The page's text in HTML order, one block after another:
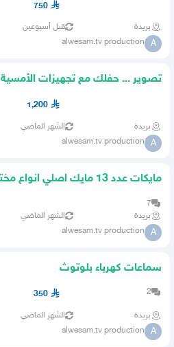
750
بريدة قبل أسبوعين
A
alwesam.tv production
تصوير ... حفلك مع تجهيزات الأمسية
1,200
بريدة الشهر الماضي
A
alwesam.tv production
مايكات عدد 13 مايك اصلي انواع مختلفة
7
بريدة
الشهر الماضي
A
alwesam.tv production
سماعات كهرباء بلوتوث
2
350
بريدة الشهر الماضي
A
alwesam.tv production